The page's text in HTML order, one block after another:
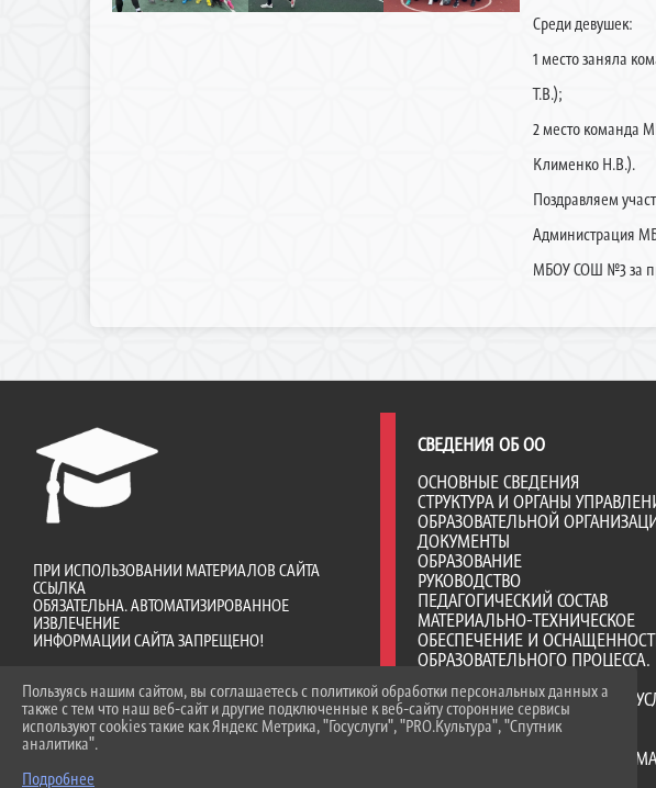
Среди девушек:
1 место заняла
Т.В.);
2 место команда
Клименко Н.В.).
Поздравляем
Администрация
МБОУ СОШ №3 за
ПРИ ИСПОЛЬЗОВАНИИ МАТЕРИАЛОВ САЙТА
ССЫЛКА
ОБЯЗАТЕЛЬНА. АВТОМАТИЗИРОВАННОЕ
ИЗВЛЕЧЕНИЕ
ИНФОРМАЦИИ САЙТА ЗАПРЕЩЕНО!
СВЕДЕНИЯ ОБ ОО
ОСНОВНЫЕ СВЕДЕНИЯ
СТРУКТУРА И ОРГАНЫ
ОБРАЗОВАТЕЛЬНОЙ
ДОКУМЕНТЫ
ОБРАЗОВАНИЕ
РУКОВОДСТВО
ПЕДАГОГИЧЕСКИЙ СОСТАВ
МАТЕРИАЛЬНО-ТЕХНИЧЕСКОЕ
ОБЕСПЕЧЕНИЕ И
ОБРАЗОВАТЕЛЬНОГО ПРОЦЕССА.
ДОСТУПНАЯ СРЕДА
ПЛАТНЫЕ ОБРАЗОВАТЕЛЬНЫЕ
ФИНАНСОВО-ХОЗЯЙСТВЕННАЯ
ДЕЯТЕЛЬНОСТЬ
ВАКАНТНЫЕ МЕСТА ДЛЯ ПРИЕМА
Пользуясь нашим сайтом, вы соглашаетесь с политикой обработки персональных данных а
также с тем что наш веб-сайт и другие подключенные к веб-сайту сторонние сервисы
используют cookies такие как Яндекс Метрика, "Госуслуги", "PRO.Культура", "Спутник
аналитика".
Подробнее